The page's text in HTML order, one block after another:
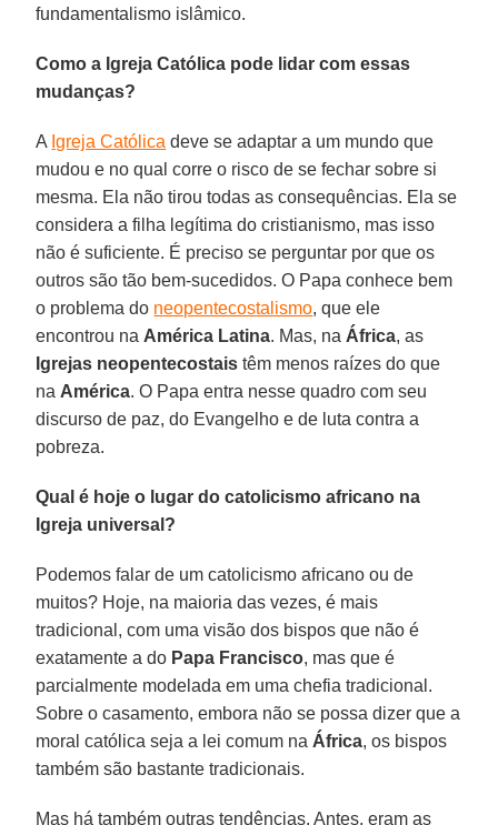
fundamentalismo islâmico.
Como a Igreja Católica pode lidar com essas
mudanças?
A Igreja Católica deve se adaptar a um mundo que
mudou e no qual corre o risco de se fechar sobre si
mesma. Ela não tirou todas as consequências. Ela se
considera a filha legítima do cristianismo, mas isso
não é suficiente. É preciso se perguntar por que os
outros são tão bem-sucedidos. O Papa conhece bem
o problema do neopentecostalismo, que ele
encontrou na América Latina. Mas, na África, as
Igrejas neopentecostais têm menos raízes do que
na América. O Papa entra nesse quadro com seu
discurso de paz, do Evangelho e de luta contra a
pobreza.
Qual é hoje o lugar do catolicismo africano na
Igreja universal?
Podemos falar de um catolicismo africano ou de
muitos? Hoje, na maioria das vezes, é mais
tradicional, com uma visão dos bispos que não é
exatamente a do Papa Francisco, mas que é
parcialmente modelada em uma chefia tradicional.
Sobre o casamento, embora não se possa dizer que a
moral católica seja a lei comum na África, os bispos
também são bastante tradicionais.
Mas há também outras tendências. Antes, eram as